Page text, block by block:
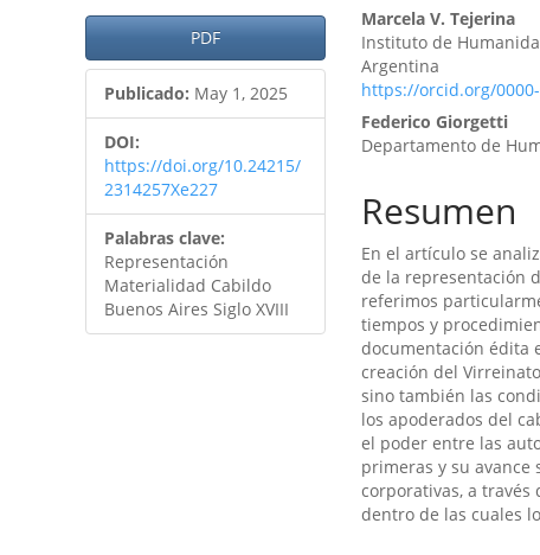
Barra
lateral
del
artículo
PDF
Publicado: May 1, 2025
DOI:
https://doi.org/10.24215/
2314257Xe227
Palabras clave:
Representación
Materialidad Cabildo
Buenos Aires Siglo XVIII
Contenido
principal
del
artículo
Marcela V. Tejerina
Instituto de
Argentina
https://orcid.org/
Federico Giorgetti
Departamento de
Resumen
En el artículo se
de la representación
referimos
tiempos y
documentación édita
creación del
sino también las
los apoderados del
el poder entre las
primeras y su
corporativas, a
dentro de las cuales